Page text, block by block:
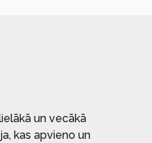
un vecākā
kas apvieno un